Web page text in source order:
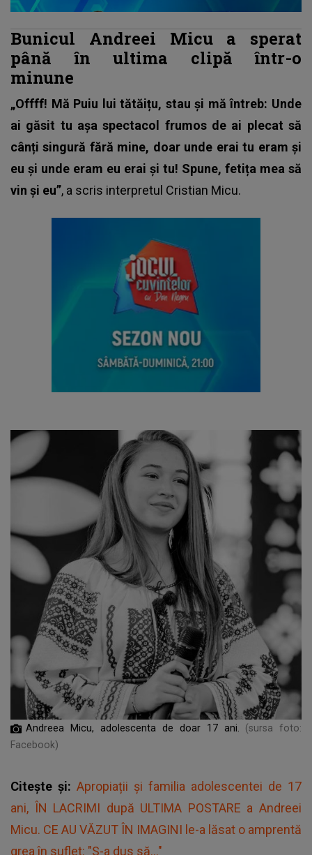
Bunicul Andreei Micu a sperat
până în ultima clipă într-o
minune
„Offff! Mă Puiu lui tătăițu, stau și mă întreb: Unde
ai găsit tu așa spectacol frumos de ai plecat să
cânți singură fără mine, doar unde erai tu eram și
eu și unde eram eu erai și tu! Spune, fetița mea să
vin și eu”, a scris interpretul Cristian Micu.
Andreea Micu, adolescenta de doar 17 ani.
(sursa foto:
Facebook)
Citește și: Apropiații și familia adolescentei de 17
ani, ÎN LACRIMI după ULTIMA POSTARE a Andreei
Micu. CE AU VĂZUT ÎN IMAGINI le-a lăsat o amprentă
grea în suflet: "S-a dus să..."